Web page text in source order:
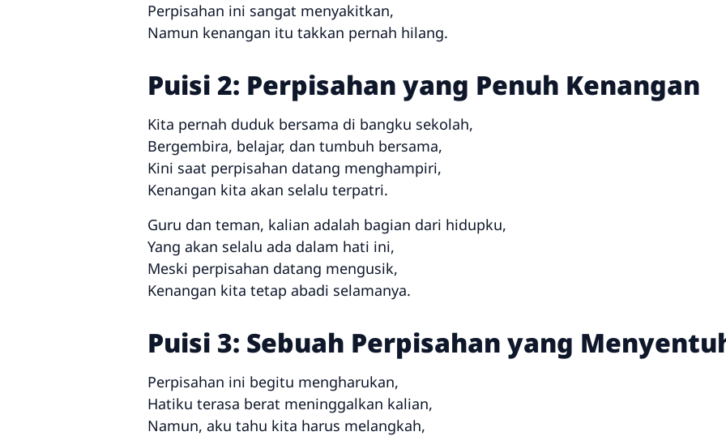
Perpisahan ini sangat menyakitkan,
Namun kenangan itu takkan pernah hilang.
Puisi 2: Perpisahan yang Penuh Kenangan
Kita pernah duduk bersama di bangku sekolah,
Bergembira, belajar, dan tumbuh bersama,
Kini saat perpisahan datang menghampiri,
Kenangan kita akan selalu terpatri.
Guru dan teman, kalian adalah bagian dari hidupku,
Yang akan selalu ada dalam hati ini,
Meski perpisahan datang mengusik,
Kenangan kita tetap abadi selamanya.
Puisi 3: Sebuah Perpisahan yang
Perpisahan ini begitu mengharukan,
Hatiku terasa berat meninggalkan kalian,
Namun, aku tahu kita harus melangkah,